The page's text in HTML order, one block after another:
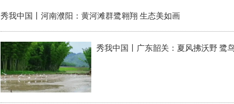
秀我中国丨河南濮阳：黄河滩群鹭翱翔 生态美如画
秀我中国丨广东韶关：夏风拂沃野 鹭